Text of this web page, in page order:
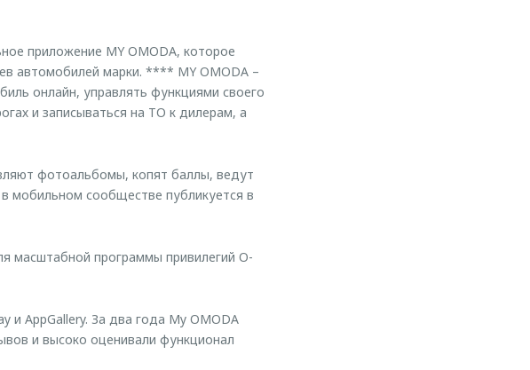
приложение MY OMODA, которое
автомобилей марки. **** MY OMODA –
онлайн, управлять функциями своего
и записываться на ТО к дилерам, а
фотоальбомы, копят баллы, ведут
мобильном сообществе публикуется в
программы привилегий O-
и AppGallery. За два года My OMODA
и высоко оценивали функционал